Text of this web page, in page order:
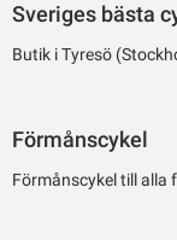
Sveriges bästa
Butik i Tyresö
Förmånscykel
Förmånscykel till alla